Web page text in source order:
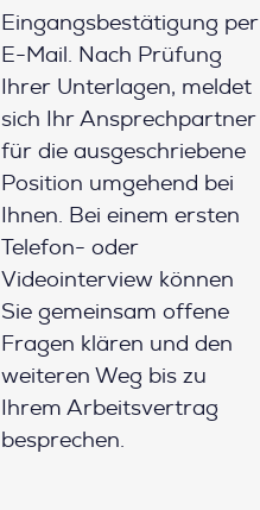
Eingangsbestätigung per
E-Mail. Nach Prüfung
Ihrer Unterlagen, meldet
sich Ihr Ansprechpartner
für die ausgeschriebene
Position umgehend bei
Ihnen. Bei einem ersten
Telefon- oder
Videointerview können
Sie gemeinsam offene
Fragen klären und den
weiteren Weg bis zu
Ihrem Arbeitsvertrag
besprechen.